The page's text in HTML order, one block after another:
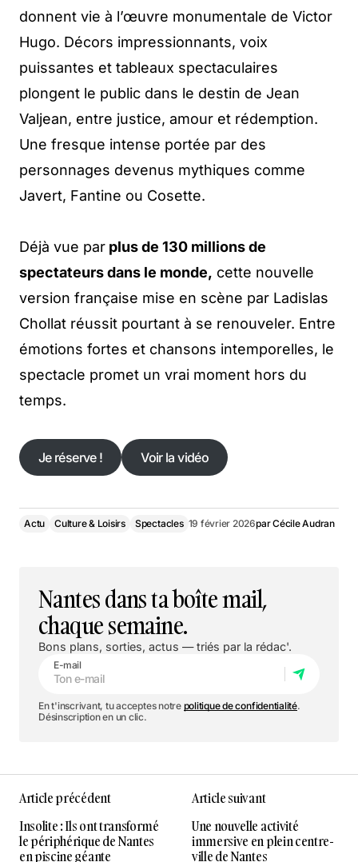
donnent vie à l’œuvre monumentale de Victor
Hugo. Décors impressionnants, voix
puissantes et tableaux spectaculaires
plongent le public dans le destin de Jean
Valjean, entre justice, amour et rédemption.
Une fresque intense portée par des
personnages devenus mythiques comme
Javert, Fantine ou Cosette.
Déjà vue par plus de 130 millions de
spectateurs dans le monde, cette nouvelle
version française mise en scène par Ladislas
Chollat réussit pourtant à se renouveler. Entre
émotions fortes et chansons intemporelles, le
spectacle promet un vrai moment hors du
temps.
Je réserve !
Je réserve !
Voir la vidéo
Voir la vidéo
Actu Culture & Loisirs Spectacles 19 février 2026parCécile Audran
Nantes dans ta boîte mail,
chaque semaine.
Bons plans, sorties, actus — triés par la rédac'.
E-mail
En t'inscrivant, tu acceptes notre politique de confidentialité.
Désinscription en un clic.
Article précédent
Insolite : Ils ont transformé
le périphérique de Nantes
en piscine géante
Article suivant
Une nouvelle activité
immersive en plein centre-
ville de Nantes